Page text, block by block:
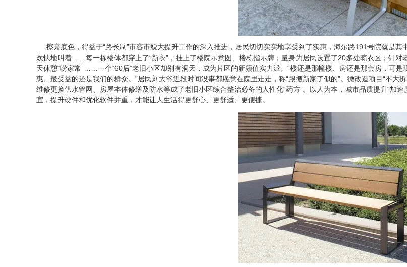
擦亮底色，得益于“路长制”市容市貌大提升工作的深入推进，居民切切实实地享受到了实惠，海尔路191号院就是
欢快地叫着……每一栋楼体都穿上了“新衣”，挂上了楼院示意图、楼栋指示牌；量身为居民设置了20多处晾衣区；针
天休憩“唠家常”……一个“60后”老旧小区却别有洞天，成为片区的新颜值实力派。“楼还是那幢楼、房还是那套房，可是
惠、最受益的还是我们的群众。”居民刘大爷近段时间没事都愿意在院里走走，称“跟搬新家了似的”。微改造项目“不大
维修更换供水管网、房屋本体修缮及防水等成了老旧小区综合整治必备的人性化“药方”。以人为本，城市品质提升“加
宜，提升硬件和优化软件并重，才能让人生活得更舒心、更舒适、更便捷。